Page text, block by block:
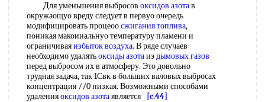
Для уменьшения выбросов оксидов азотав
окружаощуо вреду следует в первуо очередь
модифицировать процеоосжигания топлива,
поникая макоииальнуо температуру пламени и
ограничиваяизбыток воздуха. В ряде случаев
необходимо удалятьоксиды азотаиэдымовых газов
перед выбросом их в атмосферу. Это довольно
трудная задача, так 1Свк в больших валовых выбросах
концентрация //0 низкая. Возможными способами
удаленияоксидов азотаявляется
[c.44]